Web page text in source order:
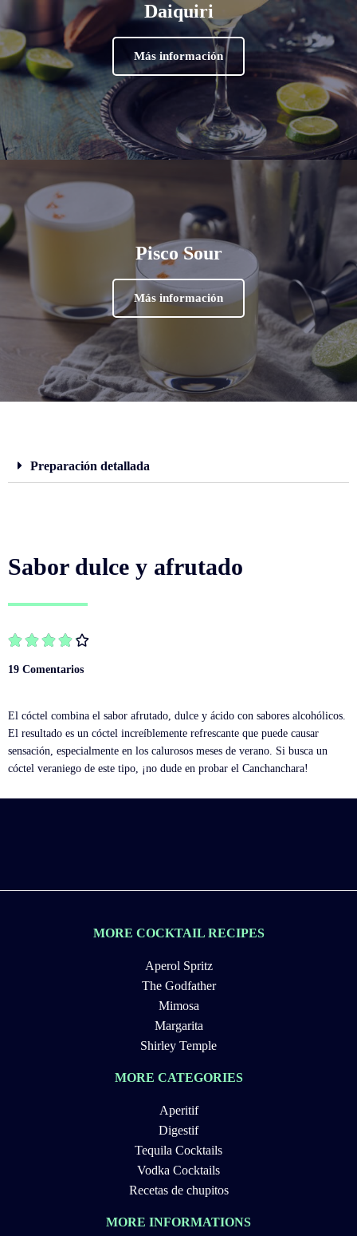
Daiquiri
Más información
Pisco Sour
Más información
Preparación detallada
Sabor dulce y afrutado

19 Comentarios
El cóctel combina el sabor afrutado, dulce y ácido con sabores alcohólicos.
El resultado es un cóctel increíblemente refrescante que puede causar
sensación, especialmente en los calurosos meses de verano. Si busca un
cóctel veraniego de este tipo, ¡no dude en probar el Canchanchara!
MORE COCKTAIL RECIPES
Aperol Spritz
The Godfather
Mimosa
Margarita
Shirley Temple
MORE CATEGORIES
Aperitif
Digestif
Tequila Cocktails
Vodka Cocktails
Recetas de chupitos
MORE INFORMATIONS